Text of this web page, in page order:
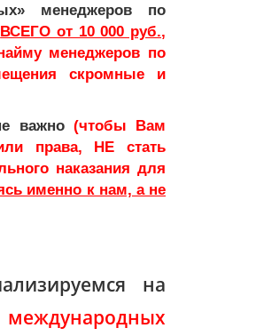
менеджеров по
ВСЕГО от 10 000 руб.,
менеджеров по
скромные и
важно (чтобы Вам
права, НЕ стать
наказания для
именно к нам, а не
на